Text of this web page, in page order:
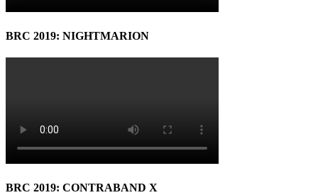
BRC 2019: NIGHTMARION
BRC 2019: CONTRABAND X